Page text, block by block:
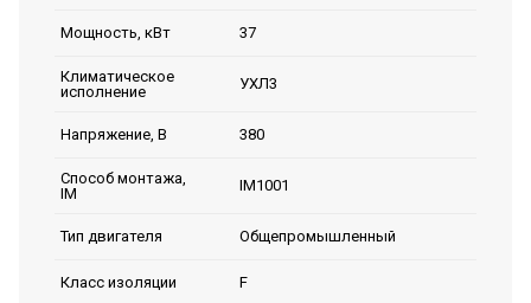
Мощность, кВт 37
Климатическое
исполнение
УХЛ3
Напряжение, В 380
Способ монтажа,
IM
IM1001
Тип двигателя Общепромышленный
Класс изоляции F